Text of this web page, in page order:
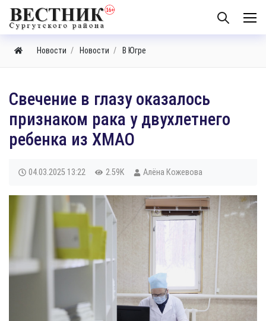
Новости Новости В Югре
Свечение в глазу оказалось
признаком рака у двухлетнего
ребенка из ХМАО
04.03.2025 13:22 2.59K Алёна Кожевова